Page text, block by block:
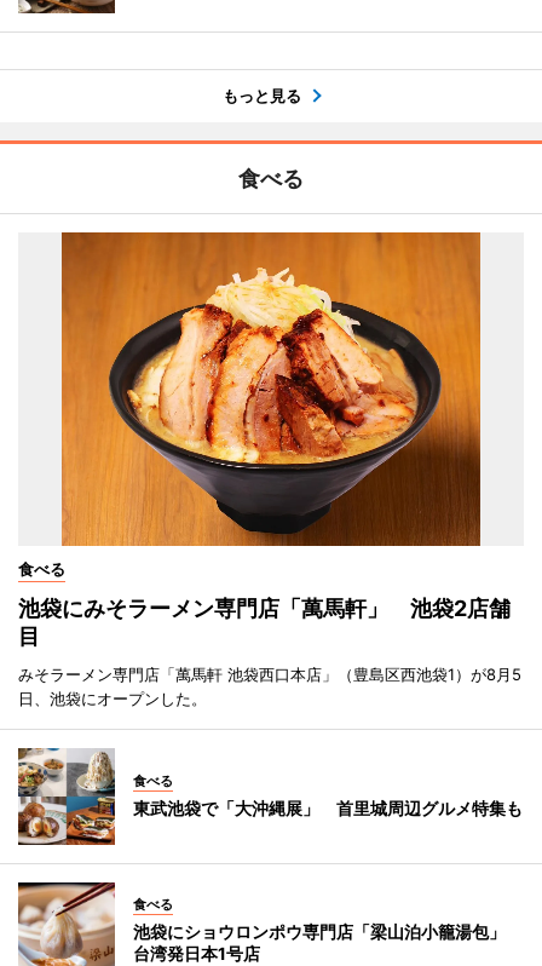
もっと見る
食べる
食べる
池袋にみそラーメン専門店「萬馬軒」 池袋2店舗
目
みそラーメン専門店「萬馬軒 池袋西口本店」（豊島区西池袋1）が8月5
日、池袋にオープンした。
食べる
東武池袋で「大沖縄展」 首里城周辺グルメ特集も
食べる
池袋にショウロンポウ専門店「梁山泊小籠湯包」
台湾発日本1号店